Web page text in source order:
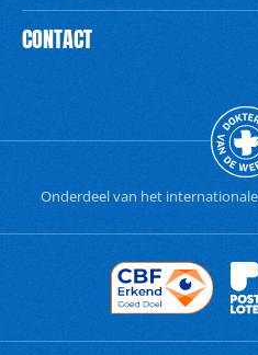
CONTACT
Onderdeel van het internationale